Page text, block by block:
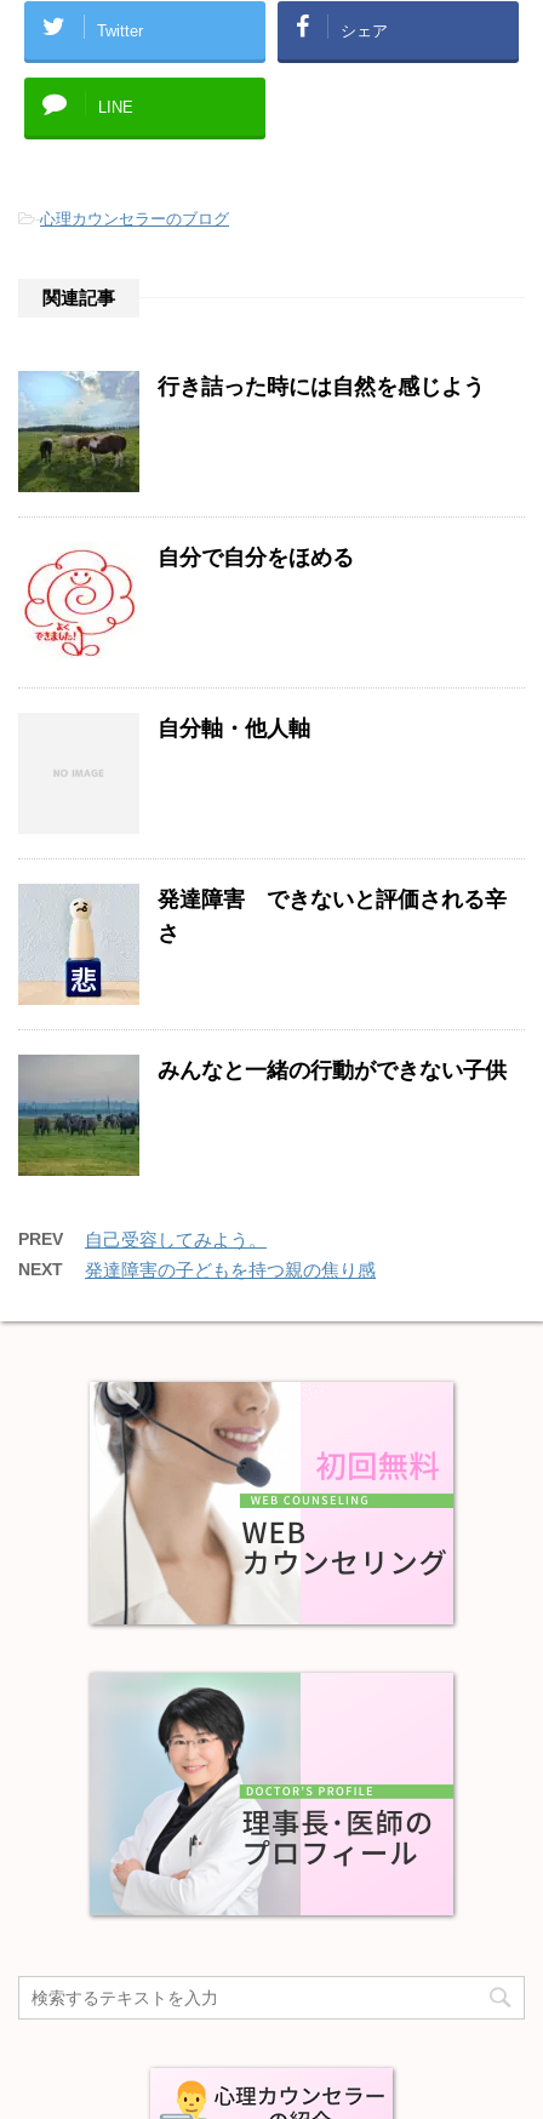
Twitter シェア
LINE
-心理カウンセラーのブログ
関連記事
行き詰った時には自然を感じよう
自分で自分をほめる
自分軸・他人軸
発達障害 できないと評価される辛
さ
みんなと一緒の行動ができない子供
PREV 自己受容してみよう。
NEXT 発達障害の子どもを持つ親の焦り感